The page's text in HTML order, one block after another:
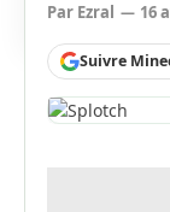
Par Ezral 16
Suivre